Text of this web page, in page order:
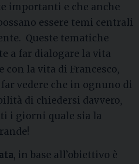
importanti e che anche
essere temi centrali
Queste tematiche
a far dialogare la vita
con la vita di Francesco,
vedere che in ognuno di
di chiedersi davvero,
i giorni quale sia la
, in base all’obiettivo è